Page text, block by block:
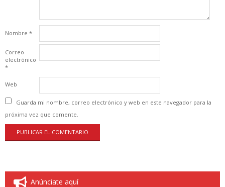
Nombre *
Correo
electrónico
*
Web
Guarda mi nombre, correo electrónico y web en este navegador para la
próxima vez que comente.
Anúnciate aquí